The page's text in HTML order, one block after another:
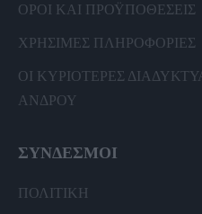
ΟΡΟΙ ΚΑΙ ΠΡΟΫΠΟΘΕΣΕΙΣ
ΧΡΗΣΙΜΕΣ ΠΛΗΡΟΦΟΡΙΕΣ
ΟΙ ΚΥΡΙΟΤΕΡΕΣ
ΑΝΔΡΟΥ
ΣΥΝΔΕΣΜΟΙ
ΠΟΛΙΤΙΚΗ